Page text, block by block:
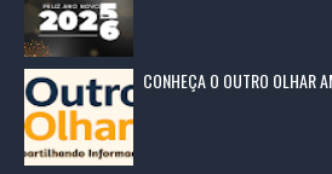
CONHEÇA O OUTRO OLHAR